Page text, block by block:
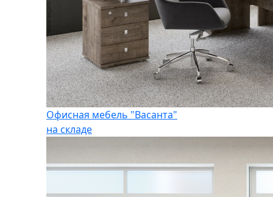
Офисная мебель "Васанта"
на складе